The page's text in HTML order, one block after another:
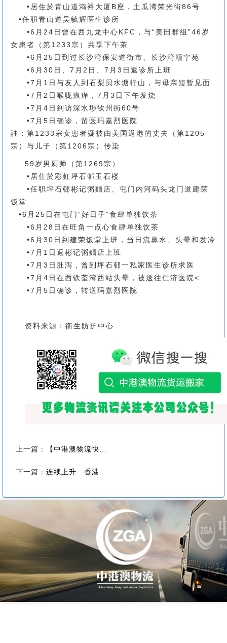
•居住於青山道鸿裕大厦B座，土瓜湾荣光街86号
•任职青山道吴毓辉医生诊所
•6月24日曾在西九龙中心KFC，与“美田群组”46岁
女患者（第1233宗）共享下午茶
•6月25日到过长沙湾保安道街市、长沙湾顺宁苑
•6月30日、7月2日、7月3日返诊所上班
•7月1日与友人到石梨贝水塘行山，与母亲短暂见面
•7月2日喉咙痕痒，7月3日下午发烧
•7月4日到访深水埗钦州街60号
•7月5日确诊，留医玛嘉烈医院
註：第1233宗女患者疑被由美国返港的丈夫（第1205
宗）与儿子（第1206宗）传染
59岁男厨师（第1269宗）
•居住於彩虹坪石邨玉石楼
•任职坪石邨彬记粥麵店、屯门内河码头龙门道建荣
饭堂
•6月25日在屯门“好日子”食肆单独饮茶
•6月28日在旺角一点心食肆单独饮茶
•6月30日到建荣饭堂上班，当日流鼻水、头晕和发冷
•7月1日返彬记粥麵店上班
•7月3日肚泻，曾到坪石邨一私家医生诊所求医
•7月4日在西铁荃湾西站头晕，被送往仁济医院<
•7月5日确诊，转送玛嘉烈医院
资料来源：衞生防护中心
上一篇： 【中港澳物流快讯】香港新冠检测大“劈价”， 已低于1000元！
下一篇： 连续上升…香港再增34宗本地确诊！防疫措施紧急调整！